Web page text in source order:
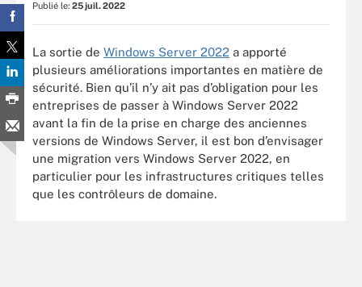
Publié le: 25 juil. 2022
La sortie de Windows Server 2022 a apporté
plusieurs améliorations importantes en matière de
sécurité. Bien qu’il n’y ait pas d’obligation pour les
entreprises de passer à Windows Server 2022
avant la fin de la prise en charge des anciennes
versions de Windows Server, il est bon d’envisager
une migration vers Windows Server 2022, en
particulier pour les infrastructures critiques telles
que les contrôleurs de domaine.